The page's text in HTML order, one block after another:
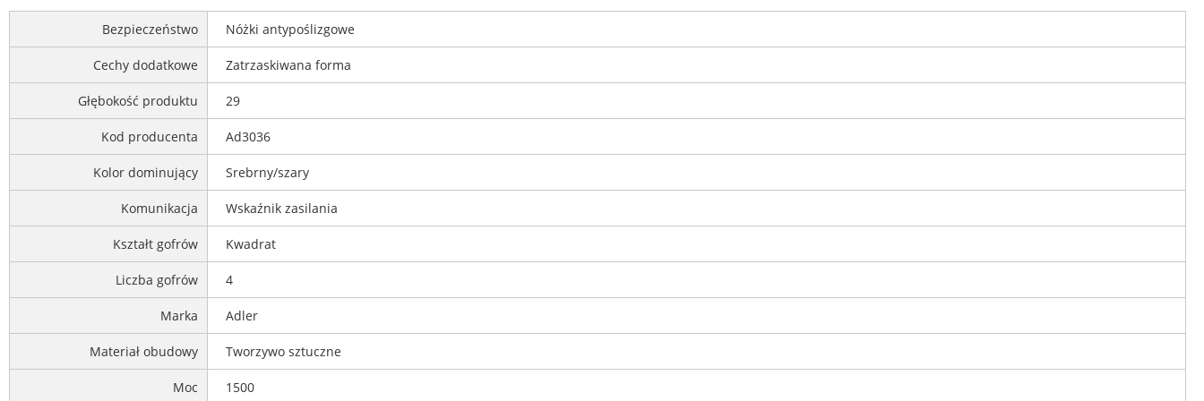
Bezpieczeństwo Nóżki antypoślizgowe
Cechy dodatkowe Zatrzaskiwana forma
Głębokość produktu 29
Kod producenta Ad3036
Kolor dominujący Srebrny/szary
Komunikacja Wskaźnik zasilania
Kształt gofrów Kwadrat
Liczba gofrów 4
Marka Adler
Materiał obudowy Tworzywo sztuczne
Moc 1500